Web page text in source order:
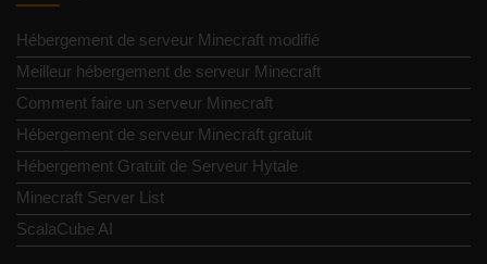
Hébergement de serveur Minecraft modifié
Meilleur hébergement de serveur Minecraft
Comment faire un serveur Minecraft
Hébergement de serveur Minecraft gratuit
Hébergement Gratuit de Serveur Hytale
Minecraft Server List
ScalaCube AI